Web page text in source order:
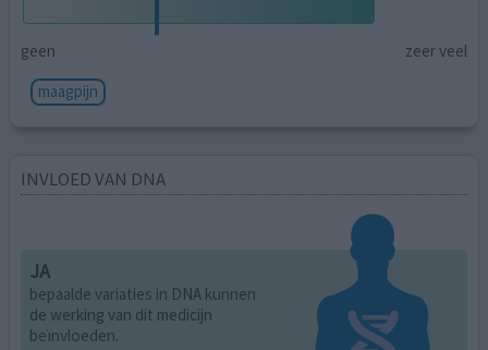
geen
zeer veel
maagpijn
INVLOED VAN DNA
JA
bepaalde variaties in DNA kunnen
de werking van dit medicijn
beïnvloeden.